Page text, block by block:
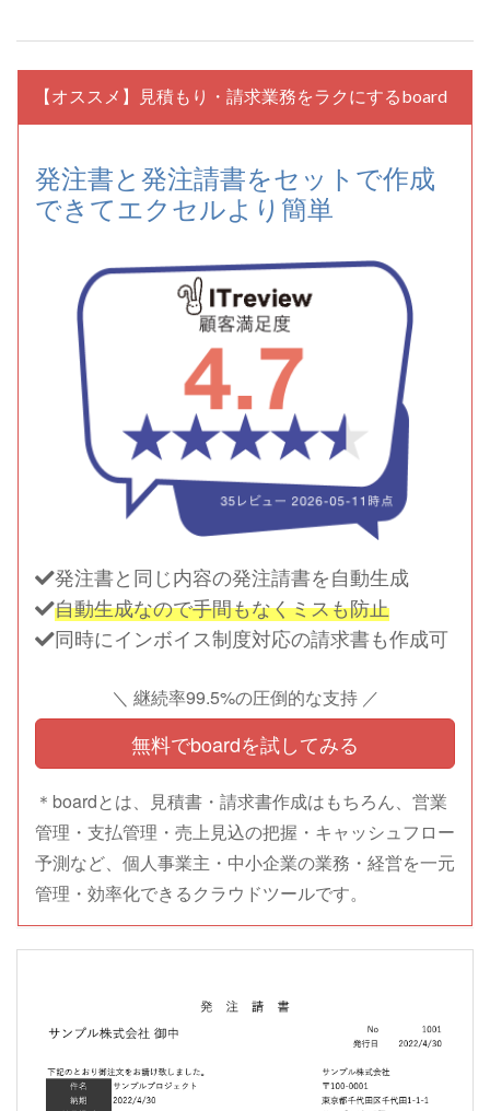
【オススメ】見積もり・請求業務をラクにするboard
発注書と発注請書をセットで作成
できてエクセルより簡単
発注書と同じ内容の発注請書を自動生成
自動生成なので手間もなくミスも防止
同時にインボイス制度対応の請求書も作成可
＼ 継続率99.5%の圧倒的な支持 ／
無料でboardを試してみる
＊boardとは、見積書・請求書作成はもちろん、営業
管理・支払管理・売上見込の把握・キャッシュフロー
予測など、個人事業主・中小企業の業務・経営を一元
管理・効率化できるクラウドツールです。